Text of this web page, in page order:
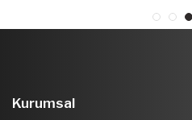
Kurumsal